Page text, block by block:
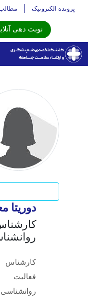
پرونده الکترونیک
نوبت دهی
دوریتا
کارشناس